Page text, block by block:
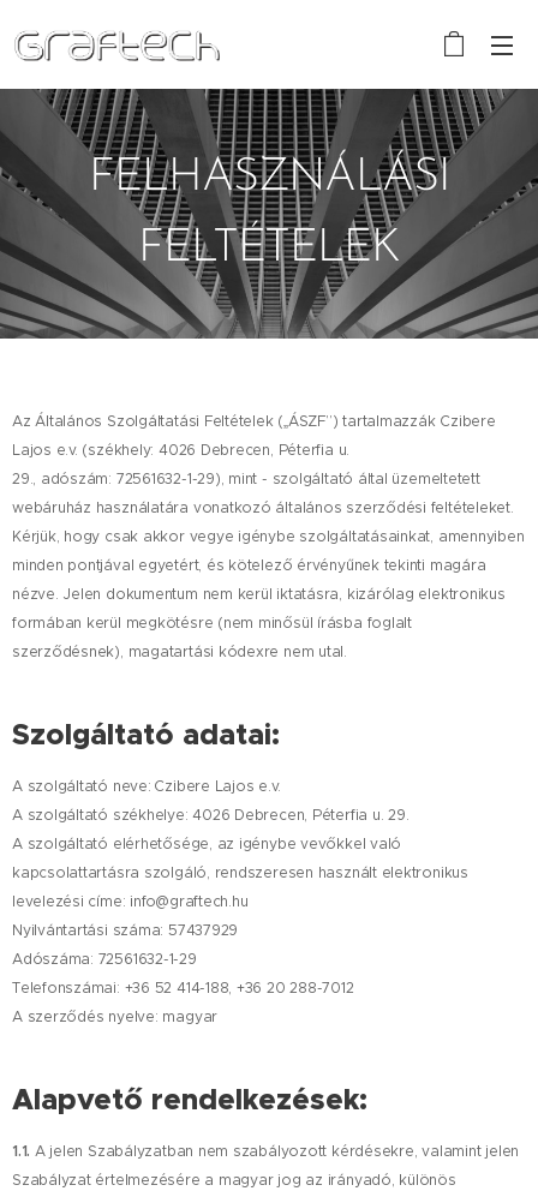
FELHASZNÁLÁSI
FELTÉTELEK
Az Általános Szolgáltatási Feltételek („ÁSZF”) tartalmazzák Czibere
Lajos e.v. (székhely: 4026 Debrecen, Péterfia u.
29., adószám: 72561632-1-29), mint - szolgáltató által üzemeltetett
webáruház használatára vonatkozó általános szerződési feltételeket.
Kérjük, hogy csak akkor vegye igénybe szolgáltatásainkat, amennyiben
minden pontjával egyetért, és kötelező érvényűnek tekinti magára
nézve. Jelen dokumentum nem kerül iktatásra, kizárólag elektronikus
formában kerül megkötésre (nem minősül írásba foglalt
szerződésnek), magatartási kódexre nem utal.
Szolgáltató adatai:
A szolgáltató neve: Czibere Lajos e.v.
A szolgáltató székhelye: 4026 Debrecen, Péterfia u. 29.
A szolgáltató elérhetősége, az igénybe vevőkkel való
kapcsolattartásra szolgáló, rendszeresen használt elektronikus
levelezési címe: info@graftech.hu
Nyilvántartási száma: 57437929
Adószáma: 72561632-1-29
Telefonszámai: +36 52 414-188, +36 20 288-7012
A szerződés nyelve: magyar
Alapvető rendelkezések:
1.1. A jelen Szabályzatban nem szabályozott kérdésekre, valamint jelen
Szabályzat értelmezésére a magyar jog az irányadó, különös